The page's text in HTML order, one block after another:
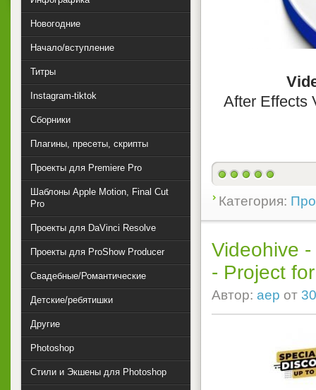
After Effects
Категория:
Videohive
- Project
Автор: aep от
Новогодние
Начало/вступление
Титры
Instagram-tiktok
Сборники
Плагины, пресеты, скрипты
Проекты для Premiere Pro
Шаблоны Apple Motion, Final Cut
Pro
Проекты для DaVinci Resolve
Проекты для ProShow Producer
Свадебные/Романтические
Детские/ребятишки
Другие
Photoshop
Стили и Экшены для Photoshop